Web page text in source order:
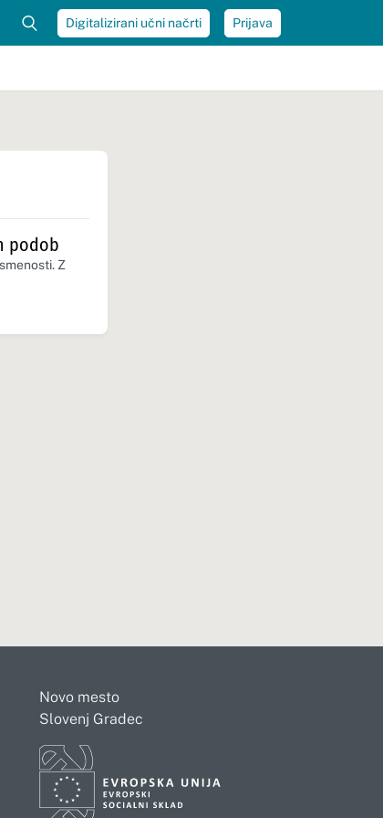
Digitalizirani učni načrti Prijava
podob
Z
Novo mesto
Slovenj Gradec